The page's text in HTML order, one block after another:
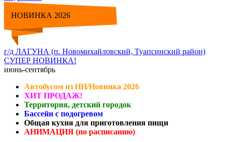
НОВИНКА 2026
г/д ЛАГУНА (п. Новомихайловский, Туапсинский район)
СУПЕР НОВИНКА!
июнь-сентябрь
Автобусом из НН/Новинка 2026
ХИТ ПРОДАЖ!
Территория, детский городок
Бассейн с подогревом
Общая кухня для приготовления пищи
АНИМАЦИЯ (по расписанию)